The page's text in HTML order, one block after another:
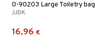
0-90203 Large Toiletry bag
JJDK
16,96 €